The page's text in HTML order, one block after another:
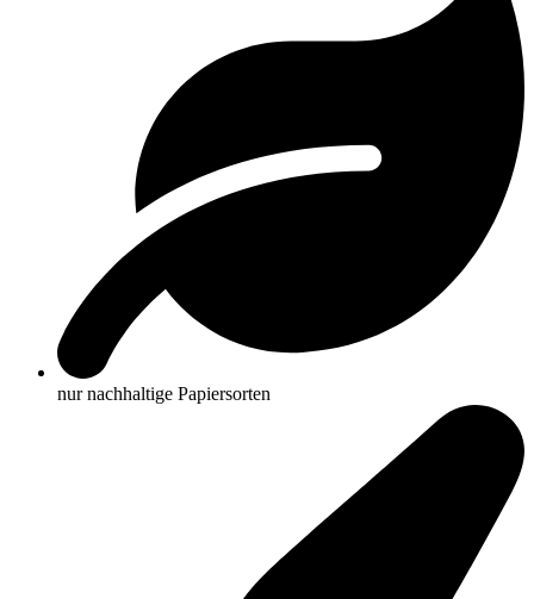
nur nachhaltige Papiersorten